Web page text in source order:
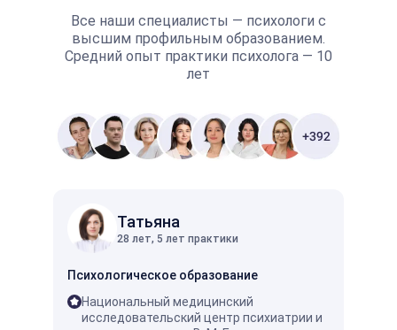
Все наши специалисты — психологи с
высшим профильным образованием.
Средний опыт практики психолога — 10
лет
Татьяна
28 лет, 5 лет практики
Психологическое образование
Национальный медицинский
исследовательский центр психиатрии и